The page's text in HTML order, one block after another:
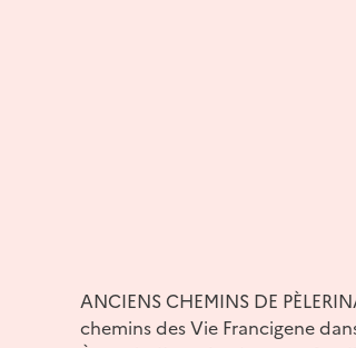
ANCIENS CHEMINS DE
chemins des Vie Francigene